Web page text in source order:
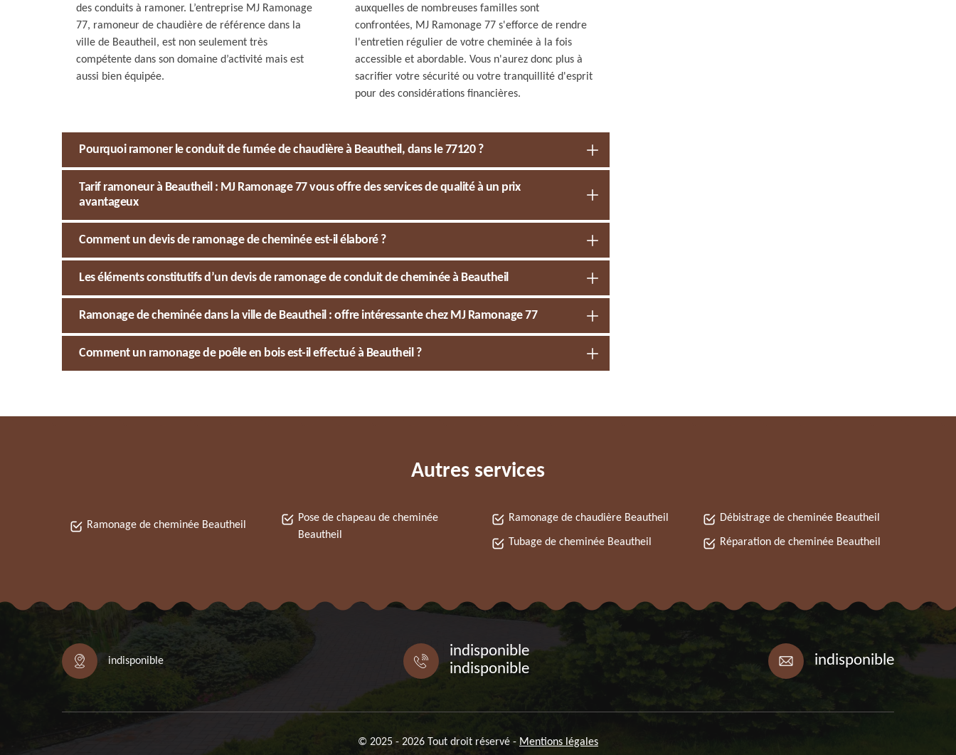
des conduits à ramoner. L’entreprise MJ Ramonage
77, ramoneur de chaudière de référence dans la
ville de Beautheil, est non seulement très
compétente dans son domaine d’activité mais est
aussi bien équipée.
auxquelles de nombreuses familles sont
confrontées, MJ Ramonage 77 s'efforce de rendre
l'entretien régulier de votre cheminée à la fois
accessible et abordable. Vous n'aurez donc plus à
sacrifier votre sécurité ou votre tranquillité d'esprit
pour des considérations financières.
Pourquoi ramoner le conduit de fumée de chaudière à Beautheil, dans le 77120 ?
Tarif ramoneur à Beautheil : MJ Ramonage 77 vous offre des services de qualité à un prix
avantageux
Comment un devis de ramonage de cheminée est-il élaboré ?
Les éléments constitutifs d’un devis de ramonage de conduit de cheminée à Beautheil
Ramonage de cheminée dans la ville de Beautheil : offre intéressante chez MJ Ramonage 77
Comment un ramonage de poêle en bois est-il effectué à Beautheil ?
Autres services
Ramonage de cheminée Beautheil
Pose de chapeau de cheminée
Beautheil
Ramonage de chaudière Beautheil
Tubage de cheminée Beautheil
Débistrage de cheminée Beautheil
Réparation de cheminée Beautheil
indisponible
indisponible
indisponible
indisponible
© 2025 - 2026 Tout droit réservé - Mentions légales